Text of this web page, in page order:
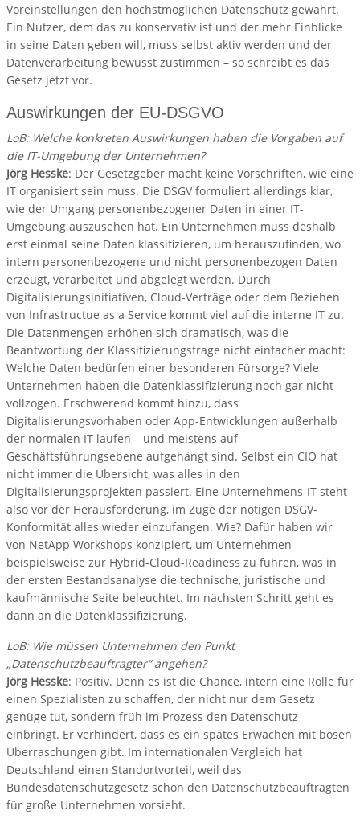
Voreinstellungen den höchstmöglichen Datenschutz gewährt.
Ein Nutzer, dem das zu konservativ ist und der mehr Einblicke
in seine Daten geben will, muss selbst aktiv werden und der
Datenverarbeitung bewusst zustimmen – so schreibt es das
Gesetz jetzt vor.
Auswirkungen der EU-DSGVO
LoB: Welche konkreten Auswirkungen haben die Vorgaben auf
die IT-Umgebung der Unternehmen?
Jörg Hesske: Der Gesetzgeber macht keine Vorschriften, wie eine
IT organisiert sein muss. Die DSGV formuliert allerdings klar,
wie der Umgang personenbezogener Daten in einer IT-
Umgebung auszusehen hat. Ein Unternehmen muss deshalb
erst einmal seine Daten klassifizieren, um herauszufinden, wo
intern personenbezogene und nicht personenbezogen Daten
erzeugt, verarbeitet und abgelegt werden. Durch
Digitalisierungsinitiativen, Cloud-Verträge oder dem Beziehen
von Infrastructue as a Service kommt viel auf die interne IT zu.
Die Datenmengen erhöhen sich dramatisch, was die
Beantwortung der Klassifizierungsfrage nicht einfacher macht:
Welche Daten bedürfen einer besonderen Fürsorge? Viele
Unternehmen haben die Datenklassifizierung noch gar nicht
vollzogen. Erschwerend kommt hinzu, dass
Digitalisierungsvorhaben oder App-Entwicklungen außerhalb
der normalen IT laufen – und meistens auf
Geschäftsführungsebene aufgehängt sind. Selbst ein CIO hat
nicht immer die Übersicht, was alles in den
Digitalisierungsprojekten passiert. Eine Unternehmens-IT steht
also vor der Herausforderung, im Zuge der nötigen DSGV-
Konformität alles wieder einzufangen. Wie? Dafür haben wir
von NetApp Workshops konzipiert, um Unternehmen
beispielsweise zur Hybrid-Cloud-Readiness zu führen, was in
der ersten Bestandsanalyse die technische, juristische und
kaufmännische Seite beleuchtet. Im nächsten Schritt geht es
dann an die Datenklassifizierung.
LoB: Wie müssen Unternehmen den Punkt
„Datenschutzbeauftragter“ angehen?
Jörg Hesske: Positiv. Denn es ist die Chance, intern eine Rolle für
einen Spezialisten zu schaffen, der nicht nur dem Gesetz
genüge tut, sondern früh im Prozess den Datenschutz
einbringt. Er verhindert, dass es ein spätes Erwachen mit bösen
Überraschungen gibt. Im internationalen Vergleich hat
Deutschland einen Standortvorteil, weil das
Bundesdatenschutzgesetz schon den Datenschutzbeauftragten
für große Unternehmen vorsieht.